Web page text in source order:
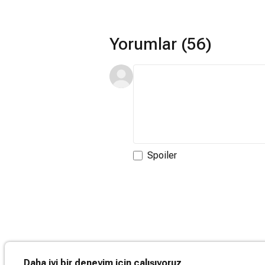
Yorumlar (56)
Spoiler